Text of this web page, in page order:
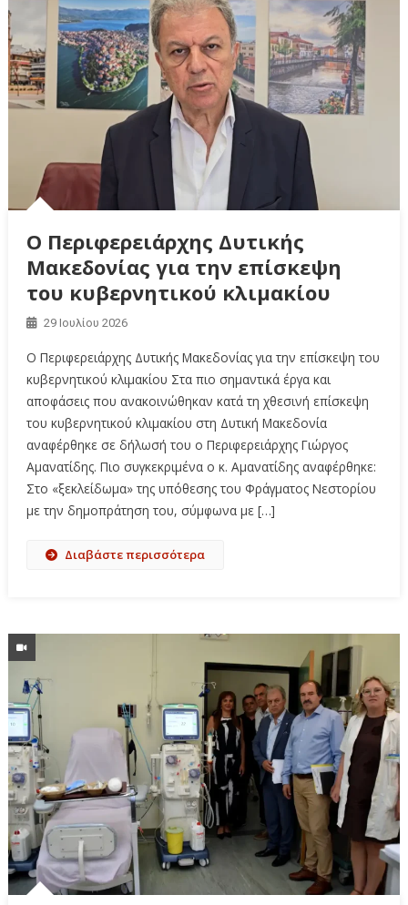
Ο Περιφερειάρχης Δυτικής
Μακεδονίας για την επίσκεψη
του κυβερνητικού κλιμακίου
29 Ιουλίου 2026
Ο Περιφερειάρχης Δυτικής Μακεδονίας για την επίσκεψη του
κυβερνητικού κλιμακίου Στα πιο σημαντικά έργα και
αποφάσεις που ανακοινώθηκαν κατά τη χθεσινή επίσκεψη
του κυβερνητικού κλιμακίου στη Δυτική Μακεδονία
αναφέρθηκε σε δήλωσή του ο Περιφερειάρχης Γιώργος
Αμανατίδης. Πιο συγκεκριμένα ο κ. Αμανατίδης αναφέρθηκε:
Στο «ξεκλείδωμα» της υπόθεσης του Φράγματος Νεστορίου
με την δημοπράτηση του, σύμφωνα με […]
Διαβάστε περισσότερα